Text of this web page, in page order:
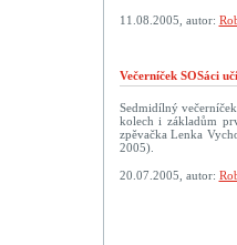
11.08.2005, autor:
Večerníček SOSáci
Sedmidílný
kolech i základům
zpěvačka Lenka
2005).
20.07.2005, autor: